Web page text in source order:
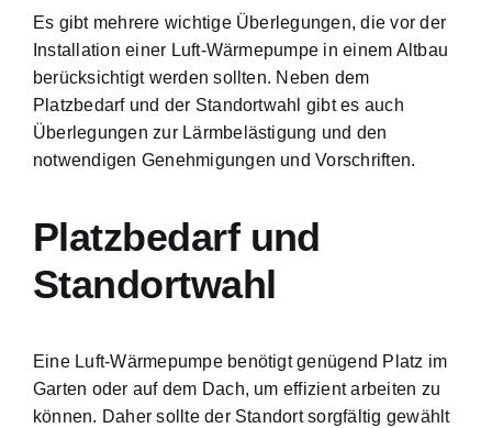
Es gibt mehrere wichtige Überlegungen, die vor der
Installation einer Luft-Wärmepumpe in einem Altbau
berücksichtigt werden sollten. Neben dem
Platzbedarf und der Standortwahl gibt es auch
Überlegungen zur Lärmbelästigung und den
notwendigen Genehmigungen und Vorschriften.
Platzbedarf und
Standortwahl
Eine Luft-Wärmepumpe benötigt genügend Platz im
Garten oder auf dem Dach, um effizient arbeiten zu
können. Daher sollte der Standort sorgfältig gewählt